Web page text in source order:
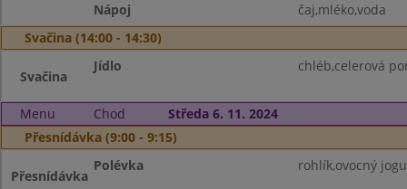
Nápoj
čaj,mléko,voda
Svačina (14:00 - 14:30)
Svačina
Jídlo chléb,celerová
Menu Chod
Středa 6. 11. 2024
Přesnídávka (9:00 - 9:15)
Přesnídávka
Polévka rohlík,ovocný